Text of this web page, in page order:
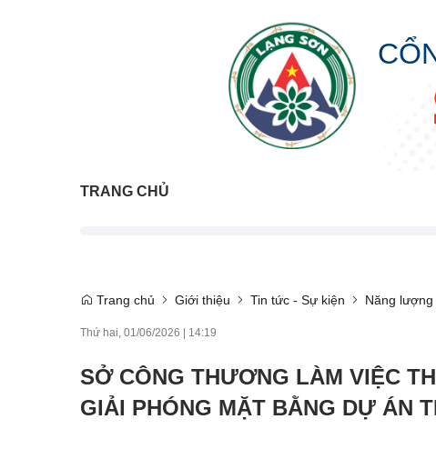
TRANG CHỦ
Trang chủ Giới thiệu Tin tức - Sự kiện Năng lượng
Thứ hai, 01/06/2026 | 14:19
SỞ CÔNG THƯƠNG LÀM VIỆC
GIẢI PHÓNG MẶT BẰNG DỰ ÁN